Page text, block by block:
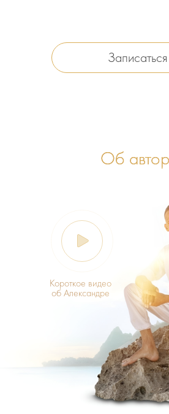
Записаться
Об
Короткое видео
об Александре